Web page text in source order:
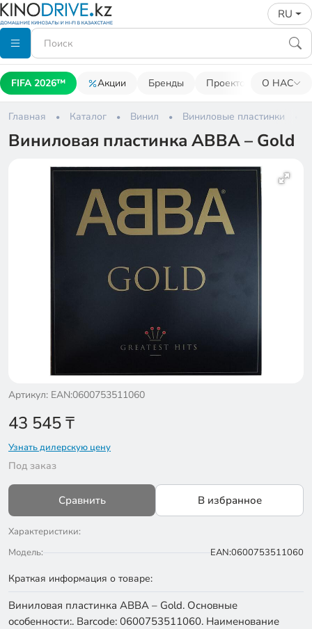
RU
FIFA 2026™ Акции Бренды Проекторы О НАС
Главная Каталог Винил Виниловые пластинки
Виниловая пластинка ABBA – Gold
Артикул: EAN:0600753511060
43 545₸
Узнать дилерскую цену
Под заказ
Сравнить В избранное
Характеристики:
Модель:
EAN:0600753511060
Краткая информация о товаре:
Виниловая пластинка ABBA – Gold. Основные
особенности:. Barcode: 0600753511060. Наименование